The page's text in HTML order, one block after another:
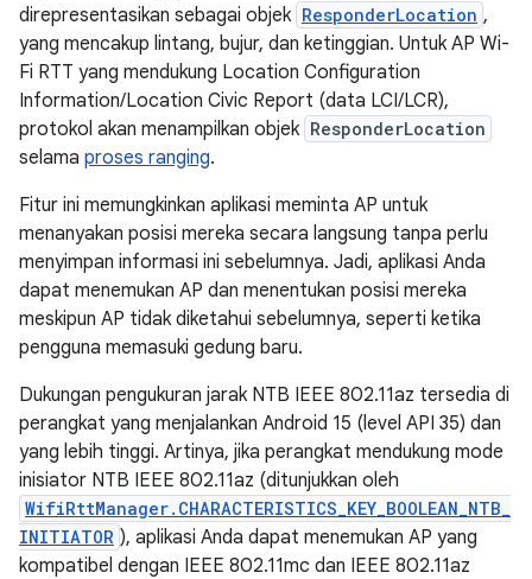
direpresentasikan sebagai objek ResponderLocation ,
yang mencakup lintang, bujur, dan ketinggian. Untuk AP Wi-
Fi RTT yang mendukung Location Configuration
Information/Location Civic Report (data LCI/LCR),
protokol akan menampilkan objek ResponderLocation
selama proses ranging.
Fitur ini memungkinkan aplikasi meminta AP untuk
menanyakan posisi mereka secara langsung tanpa perlu
menyimpan informasi ini sebelumnya. Jadi, aplikasi Anda
dapat menemukan AP dan menentukan posisi mereka
meskipun AP tidak diketahui sebelumnya, seperti ketika
pengguna memasuki gedung baru.
Dukungan pengukuran jarak NTB IEEE 802.11az tersedia di
perangkat yang menjalankan Android 15 (level API 35) dan
yang lebih tinggi. Artinya, jika perangkat mendukung mode
inisiator NTB IEEE 802.11az (ditunjukkan oleh
WifiRttManager.CHARACTERISTICS_KEY_BOOLEAN_NTB_
INITIATOR ), aplikasi Anda dapat menemukan AP yang
kompatibel dengan IEEE 802.11mc dan IEEE 802.11az